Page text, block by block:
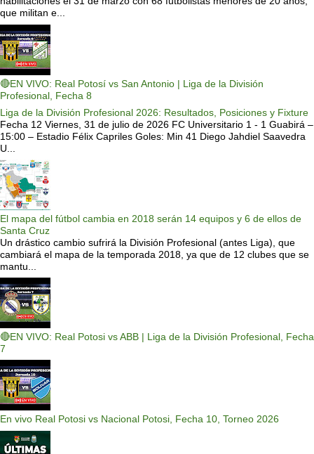
que militan e...
🔴EN VIVO: Real Potosí vs San Antonio | Liga de la División
Profesional, Fecha 8
Liga de la División Profesional 2026: Resultados, Posiciones y Fixture
Fecha 12 Viernes, 31 de julio de 2026 FC Universitario 1 - 1 Guabirá –
15:00 – Estadio Félix Capriles Goles: Min 41 Diego Jahdiel Saavedra
U...
El mapa del fútbol cambia en 2018 serán 14 equipos y 6 de ellos de
Santa Cruz
Un drástico cambio sufrirá la División Profesional (antes Liga), que
cambiará el mapa de la temporada 2018, ya que de 12 clubes que se
mantu...
🔴EN VIVO: Real Potosi vs ABB | Liga de la División Profesional, Fecha
7
En vivo Real Potosi vs Nacional Potosi, Fecha 10, Torneo 2026